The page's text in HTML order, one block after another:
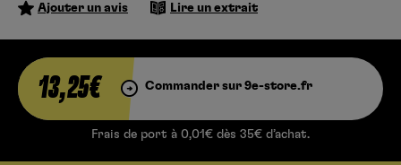
Ajouter un avis Lire un extrait
13,25€ Commander sur 9e-store.fr
Frais de port à 0,01€ dès 35€ d’achat.